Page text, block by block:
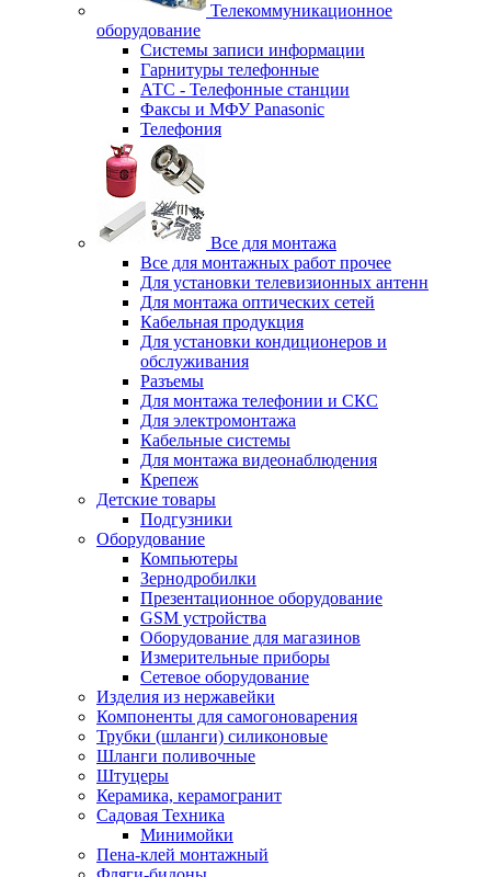
Телекоммуникационное
оборудование
Системы записи информации
Гарнитуры телефонные
АТС - Телефонные станции
Факсы и МФУ Panasonic
Телефония
Все для монтажа
Все для монтажных работ прочее
Для установки телевизионных антенн
Для монтажа оптических сетей
Кабельная продукция
Для установки кондиционеров и
обслуживания
Разъемы
Для монтажа телефонии и СКС
Для электромонтажа
Кабельные системы
Для монтажа видеонаблюдения
Крепеж
Детские товары
Подгузники
Оборудование
Компьютеры
Зернодробилки
Презентационное оборудование
GSM устройства
Оборудование для магазинов
Измерительные приборы
Сетевое оборудование
Изделия из нержавейки
Компоненты для самогоноварения
Трубки (шланги) силиконовые
Шланги поливочные
Штуцеры
Керамика, керамогранит
Садовая Техника
Минимойки
Пена-клей монтажный